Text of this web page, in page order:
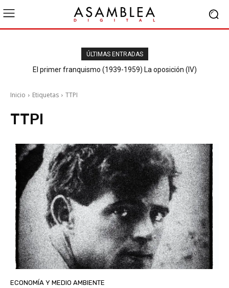
ÚLTIMAS ENTRADAS
El primer franquismo (1939-1959) La oposición (IV)
Inicio Etiquetas TTPI
TTPI
ECONOMÍA Y MEDIO AMBIENTE